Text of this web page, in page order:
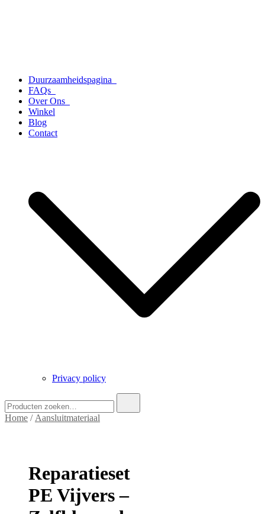
Duurzaamheidspagina
FAQs
Over Ons
Winkel
Blog
Contact
Privacy policy
naar:
Home / Aansluitmateriaal
Reparatieset
PE Vijvers –